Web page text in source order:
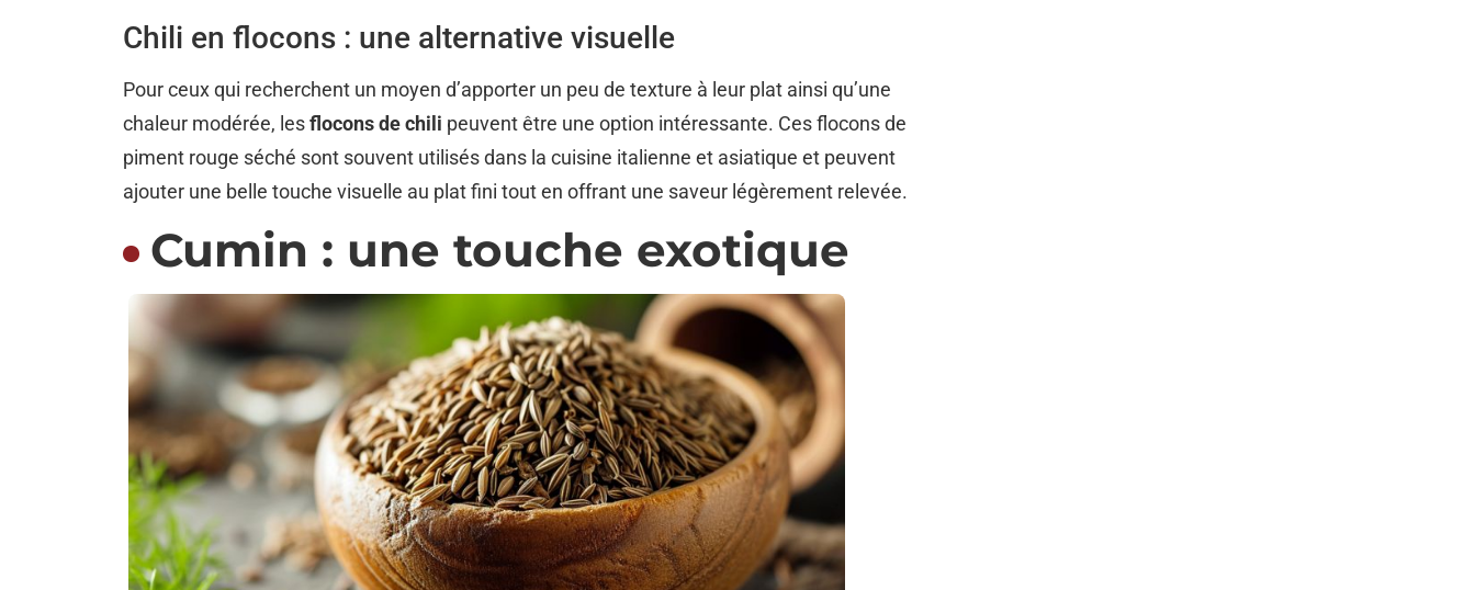
Chili en flocons : une alternative visuelle
Pour ceux qui recherchent un moyen d’apporter un peu de texture à leur plat ainsi qu’une
chaleur modérée, les flocons de chili peuvent être une option intéressante. Ces flocons de
piment rouge séché sont souvent utilisés dans la cuisine italienne et asiatique et peuvent
ajouter une belle touche visuelle au plat fini tout en offrant une saveur légèrement relevée.
Cumin : une touche exotique